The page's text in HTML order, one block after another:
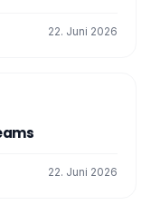
22. Juni 2026
22. Juni 2026